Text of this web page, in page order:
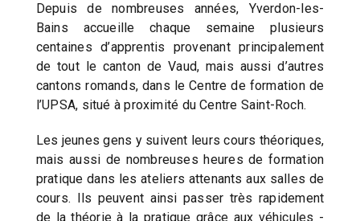
Depuis de nombreuses années, Yverdon-les-
Bains accueille chaque semaine plusieurs
centaines d’apprentis provenant principalement
de tout le canton de Vaud, mais aussi d’autres
cantons romands, dans le Centre de formation de
l’UPSA, situé à proximité du Centre Saint-Roch.
Les jeunes gens y suivent leurs cours théoriques,
mais aussi de nombreuses heures de formation
pratique dans les ateliers attenants aux salles de
cours. Ils peuvent ainsi passer très rapidement
de la théorie à la pratique grâce aux véhicules -